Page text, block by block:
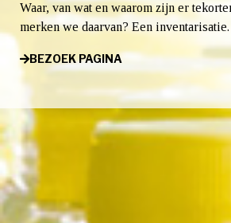
Waar, van wat en waarom zijn er
merken we daarvan? Een inventarisatie.
BEZOEK PAGINA